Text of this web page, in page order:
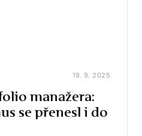
19. 9. 2025
manažera:
se přenesl i do